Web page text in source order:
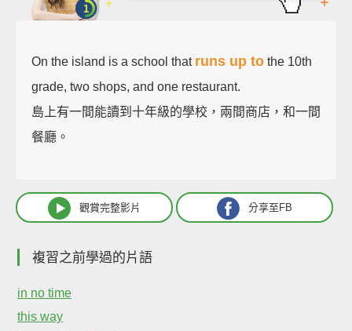
On the island is a school that runs up to the 10th
grade, two shops, and one restaurant.
島上有一間能讀到十年級的學校，兩間商店，和一間
餐廳。
觀賞完整影片 分享至FB
複習之前學過的片語
in no time
this way